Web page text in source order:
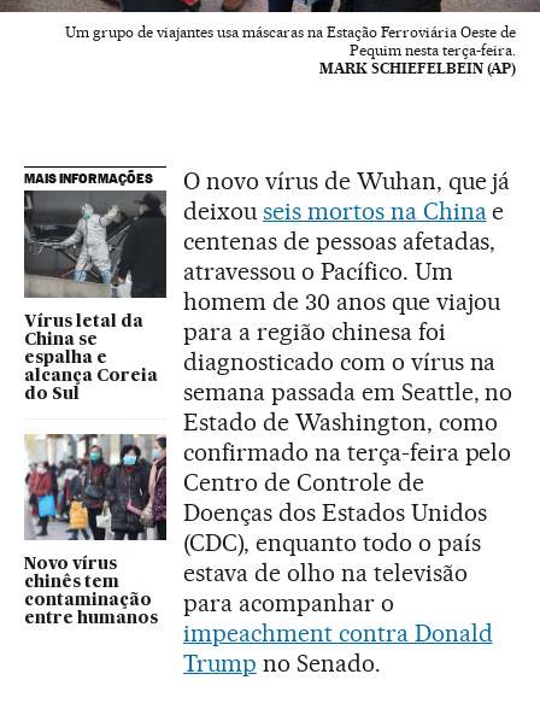
Um grupo de viajantes usa máscaras na Estação Ferroviária Oeste de
Pequim nesta terça-feira.
MARK SCHIEFELBEIN (AP)
MAIS INFORMAÇÕES
Vírus letal da
China se
espalha e
alcança Coreia
do Sul
Novo vírus
chinês tem
contaminação
entre humanos
O novo vírus de Wuhan, que já
deixou seis mortos na Chinae
centenas de pessoas afetadas,
atravessou o Pacífico. Um
homem de 30 anos que viajou
para a região chinesa foi
diagnosticado com o vírus na
semana passada em Seattle, no
Estado de Washington, como
confirmado na terça-feira pelo
Centro de Controle de
Doenças dos Estados Unidos
(CDC), enquanto todo o país
estava de olho na televisão
para acompanhar o
impeachment contra Donald
Trump no Senado.